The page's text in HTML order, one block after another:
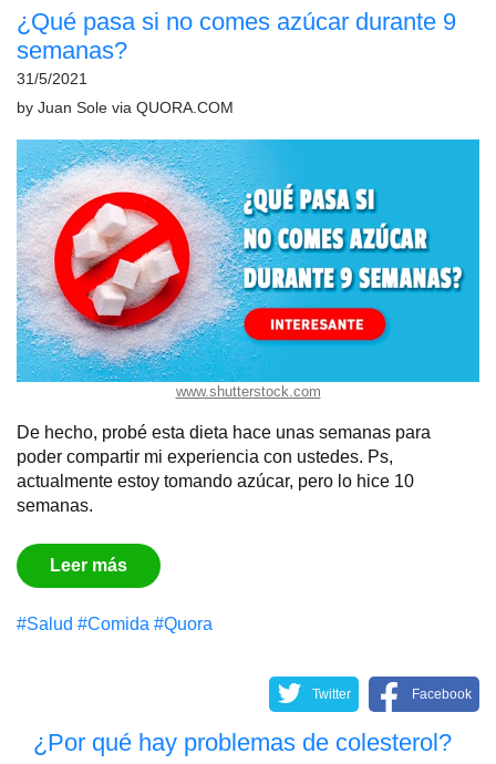
¿Qué pasa si no comes azúcar durante 9
semanas?
31/5/2021
by Juan Sole via QUORA.COM
www.shutterstock.com
De hecho, probé esta dieta hace unas semanas para
poder compartir mi experiencia con ustedes. Ps,
actualmente estoy tomando azúcar, pero lo hice 10
semanas.
Leer más
#Salud #Comida #Quora
Twitter Facebook
¿Por qué hay problemas de colesterol?